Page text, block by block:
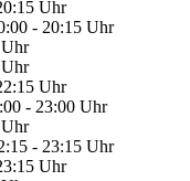
Uhr
- 20:15 Uhr
Uhr
- 23:00 Uhr
- 23:15 Uhr
Uhr